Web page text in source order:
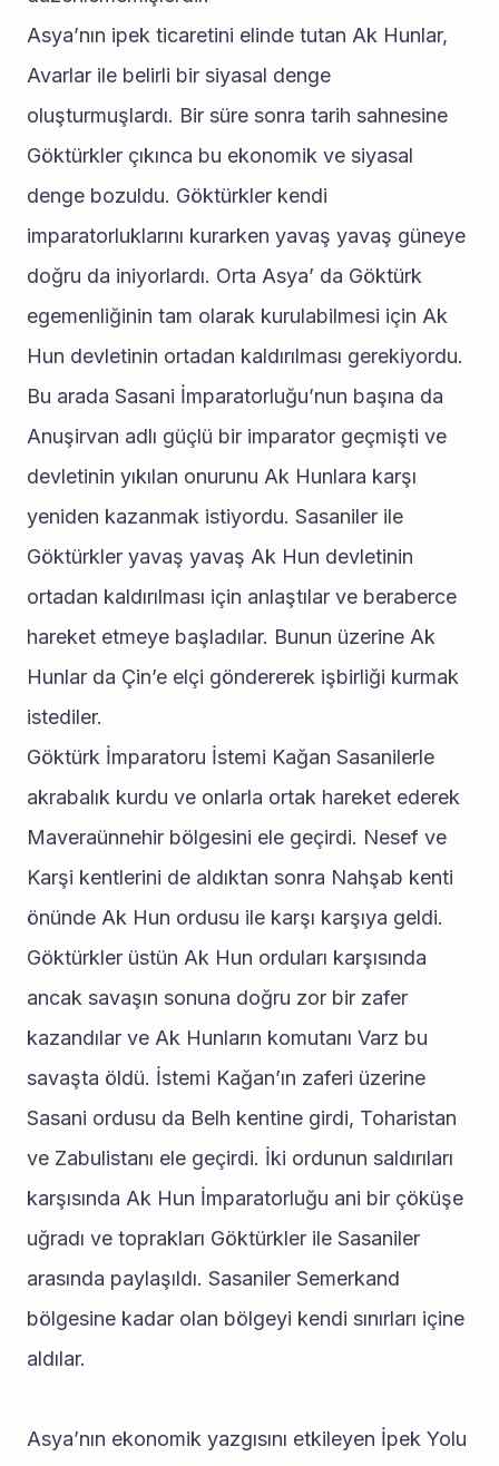
Asya’nın ipek ticaretini elinde tutan Ak Hunlar,
Avarlar ile belirli bir siyasal denge
oluşturmuşlardı. Bir süre sonra tarih sahnesine
Göktürkler çıkınca bu ekonomik ve siyasal
denge bozuldu. Göktürkler kendi
imparatorluklarını kurarken yavaş yavaş güneye
doğru da iniyorlardı. Orta Asya’ da Göktürk
egemenliğinin tam olarak kurulabilmesi için Ak
Hun devletinin ortadan kaldırılması gerekiyordu.
Bu arada Sasani İmparatorluğu’nun başına da
Anuşirvan adlı güçlü bir imparator geçmişti ve
devletinin yıkılan onurunu Ak Hunlara karşı
yeniden kazanmak istiyordu. Sasaniler ile
Göktürkler yavaş yavaş Ak Hun devletinin
ortadan kaldırılması için anlaştılar ve beraberce
hareket etmeye başladılar. Bunun üzerine Ak
Hunlar da Çin’e elçi göndererek işbirliği kurmak
istediler.
Göktürk İmparatoru İstemi Kağan Sasanilerle
akrabalık kurdu ve onlarla ortak hareket ederek
Maveraünnehir bölgesini ele geçirdi. Nesef ve
Karşi kentlerini de aldıktan sonra Nahşab kenti
önünde Ak Hun ordusu ile karşı karşıya geldi.
Göktürkler üstün Ak Hun orduları karşısında
ancak savaşın sonuna doğru zor bir zafer
kazandılar ve Ak Hunların komutanı Varz bu
savaşta öldü. İstemi Kağan’ın zaferi üzerine
Sasani ordusu da Belh kentine girdi, Toharistan
ve Zabulistanı ele geçirdi. İki ordunun saldırıları
karşısında Ak Hun İmparatorluğu ani bir çöküşe
uğradı ve toprakları Göktürkler ile Sasaniler
arasında paylaşıldı. Sasaniler Semerkand
bölgesine kadar olan bölgeyi kendi sınırları içine
aldılar.
Asya’nın ekonomik yazgısını etkileyen İpek Yolu